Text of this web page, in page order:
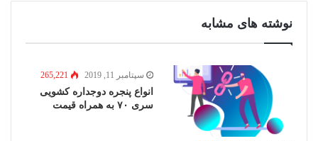
نوشته های مشابه
سپتامبر 11, 2019 265,221
انواع پنجره دوجداره کشویی
سری ۷۰ به همراه قیمت